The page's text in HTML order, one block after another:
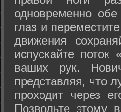
одновременно
глаз и
движения
испускайте
ваших рук.
представляя, что
проходит через
Позвольте этому